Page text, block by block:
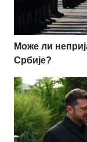
Може ли
Србије?